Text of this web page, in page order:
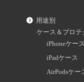
用途別
ケース＆プロテ
iPhoneケース
iPadケース
AirPodsケー